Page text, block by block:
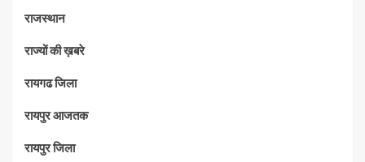
राजस्थान
राज्यों की ख़बरे
रायगढ जिला
रायपुर आजतक
रायपुर जिला